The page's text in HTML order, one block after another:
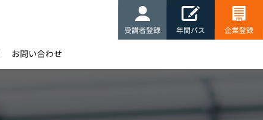
お問い合わせ
受講者登録 年間パス 企業登録